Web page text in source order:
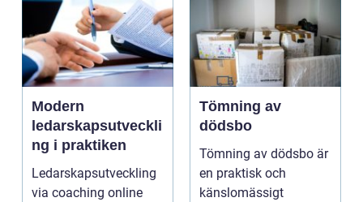
Modern
ledarskapsutveckli
ng i praktiken
Ledarskapsutveckling
via coaching online
Tömning av
dödsbo
Tömning av dödsbo är
en praktisk och
känslomässigt